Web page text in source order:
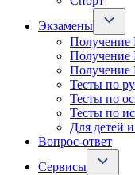
Экзамены
Получение
Тесты по
Тесты по
Тесты по
Для детей
Вопрос-ответ
Сервисы